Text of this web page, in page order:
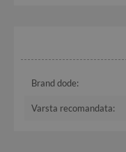
Brand dode:
Varsta recomandata: